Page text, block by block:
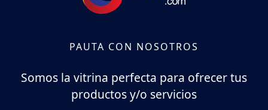
PAUTA CON NOSOTROS
Somos la vitrina perfecta para ofrecer tus
productos y/o servicios